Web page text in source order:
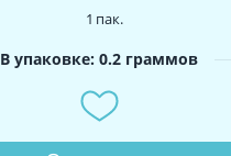
1 пак.
В упаковке: 0.2 граммов